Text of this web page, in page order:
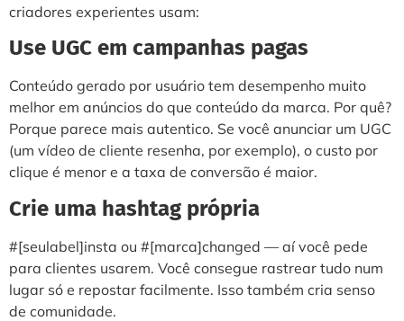
criadores experientes usam:
Use UGC em campanhas pagas
Conteúdo gerado por usuário tem desempenho muito
melhor em anúncios do que conteúdo da marca. Por quê?
Porque parece mais autentico. Se você anunciar um UGC
(um vídeo de cliente resenha, por exemplo), o custo por
clique é menor e a taxa de conversão é maior.
Crie uma hashtag própria
#[seulabel]insta ou #[marca]changed — aí você pede
para clientes usarem. Você consegue rastrear tudo num
lugar só e repostar facilmente. Isso também cria senso
de comunidade.